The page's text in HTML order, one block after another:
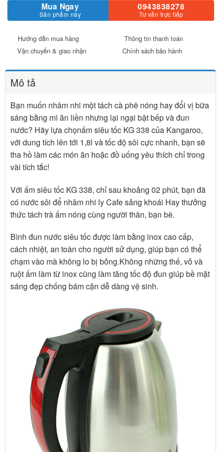
Mua Ngay
Sản phẩm này
0943838278
Tư vấn trực tiếp
Hướng dẫn mua hàng
Thông tin thanh toán
Vận chuyển & giao nhận
Chính sách bảo hành
Mô tả
Bạn muốn nhâm nhi một tách cà phê nóng hay đổi vị bữa
sáng bằng mì ăn liền nhưng lại ngại bật bếp và đun
nước? Hãy lựa chọnấm siêu tốc KG 338 của Kangaroo,
với dung tích lên tới 1,8l và tốc độ sôi cực nhanh, bạn sẽ
tha hồ làm các món ăn hoặc đồ uống yêu thích chỉ trong
vài tích tắc!
Với ấm siêu tốc KG 338, chỉ sau khoảng 02 phút, bạn đã
có nước sôi để nhâm nhi ly Cafe sảng khoái Hay thưởng
thức tách trà ấm nóng cùng người thân, bạn bè.
Bình đun nước siêu tốc được làm bằng inox cao cấp,
cách nhiệt, an toàn cho người sử dụng, giúp bạn có thể
chạm vào mà không lo bị bỏng.Không những thế, vỏ và
ruột ấm làm từ inox cũng làm tăng tốc độ đun giúp bề mặt
sáng đẹp chống bám cặn dễ dàng vệ sinh.